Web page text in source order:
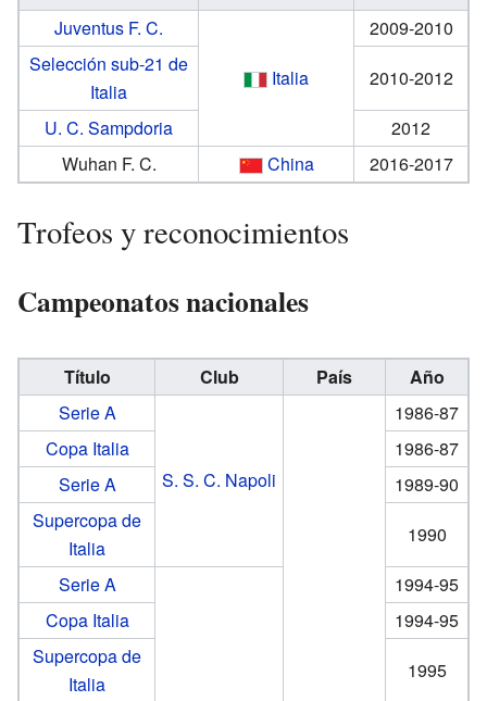
Juventus F. C.
Italia
2009-2010
Selección sub-21 de
Italia
2010-2012
U. C. Sampdoria
2012
Wuhan F. C.
China 2016-2017
Trofeos y reconocimientos
Campeonatos nacionales
Título Club País
Año
Serie A
S. S. C. Napoli
1986-87
Copa Italia
1986-87
Serie A
1989-90
Supercopa de
Italia
1990
Serie A
1994-95
Copa Italia
1994-95
Supercopa de
Italia
1995